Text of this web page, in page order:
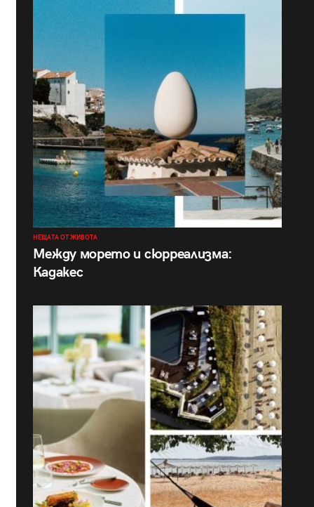
НЕЩАТА ОТ ЖИВОТА
Между морето и сюрреализма:
Кадакес